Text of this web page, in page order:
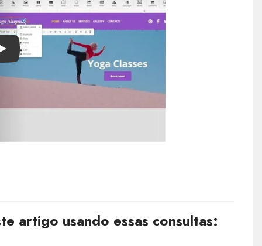
Play
artigo usando essas consultas: